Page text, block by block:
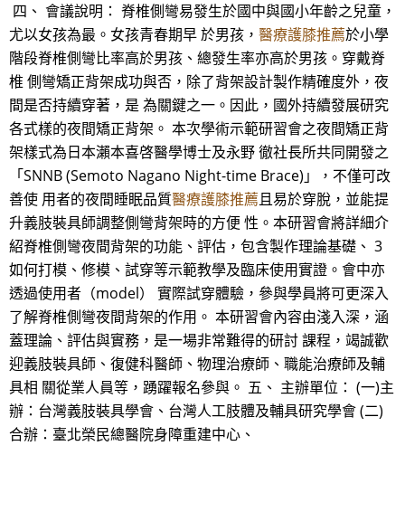
四、 會議說明： 脊椎側彎易發生於國中與國小年齡之兒童，
尤以女孩為最。女孩青春期早 於男孩， 醫療護膝推薦於小學
階段脊椎側彎比率高於男孩、總發生率亦高於男孩。穿戴脊
椎 側彎矯正背架成功與否，除了背架設計製作精確度外，夜
間是否持續穿著，是 為關鍵之一。因此，國外持續發展研究
各式樣的夜間矯正背架。 本次學術示範研習會之夜間矯正背
架樣式為日本瀨本喜啓醫學博士及永野 徹社長所共同開發之
「SNNB (Semoto Nagano Night-time Brace)」，不僅可改
善使 用者的夜間睡眠品質醫療護膝推薦且易於穿脫，並能提
升義肢裝具師調整側彎背架時的方便 性。本研習會將詳細介
紹脊椎側彎夜間背架的功能、評估，包含製作理論基礎、 3
如何打模、修模、試穿等示範教學及臨床使用實證。會中亦
透過使用者（model） 實際試穿體驗，參與學員將可更深入
了解脊椎側彎夜間背架的作用。 本研習會內容由淺入深，涵
蓋理論、評估與實務，是一場非常難得的研討 課程，竭誠歡
迎義肢裝具師、復健科醫師、物理治療師、職能治療師及輔
具相 關從業人員等，踴躍報名參與。 五、 主辦單位： (一)主
辦：台灣義肢裝具學會、台灣人工肢體及輔具研究學會 (二)
合辦：臺北榮民總醫院身障重建中心、